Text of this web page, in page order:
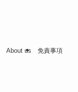
About us
免責事項